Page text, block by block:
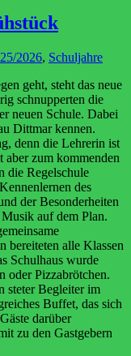
2026, Schuljahre
geht, steht das neue
schnupperten die
neuen Schule. Dabei
Dittmar kennen.
denn die Lehrerin ist
aber zum kommenden
die Regelschule
des
der Besonderheiten
auf dem Plan.
bereiteten alle Klassen
Schulhaus wurde
oder Pizzabrötchen.
steter Begleiter im
Buffet, das sich
darüber
zu den Gastgebern